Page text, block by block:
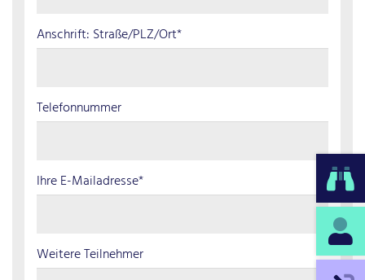
Anschrift: Straße/PLZ/Ort*
Telefonnummer
Ihre E-Mailadresse*
Weitere Teilnehmer